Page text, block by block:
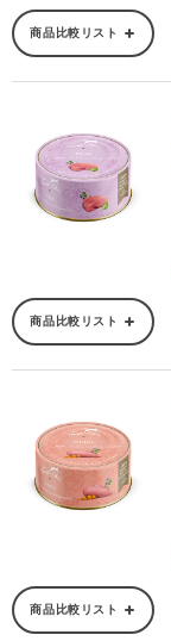
商品比較リスト
商品比較リスト
商品比較リスト